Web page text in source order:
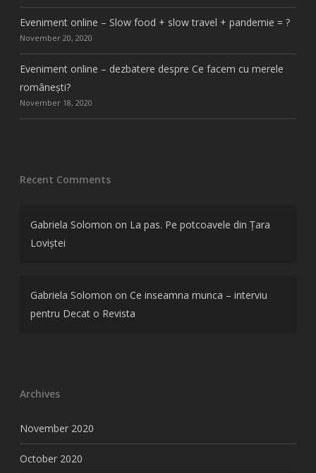
Eveniment online – Slow food + slow travel + pandemie = ?
November 20, 2020
Eveniment online – dezbatere despre Ce facem cu merele
românești?
November 18, 2020
Recent Comments
Gabriela Solomon on La pas. Pe potcoavele din Țara
Loviștei
Gabriela Solomon on Ce inseamna munca – interviu
pentru Decat o Revista
Archives
November 2020
October 2020